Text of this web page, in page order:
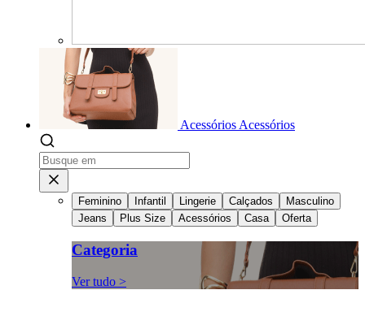
Acessórios Acessórios
Feminino Infantil Lingerie Calçados
Masculino
Jeans
Plus Size Acessórios Casa Oferta
Categoria
Ver tudo >